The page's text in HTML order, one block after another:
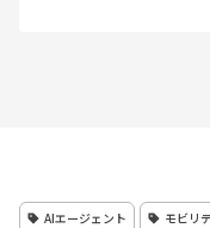
AIエージェント モビリ